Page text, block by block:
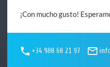
¡Con mucho gusto!
+34 988 68 21 97